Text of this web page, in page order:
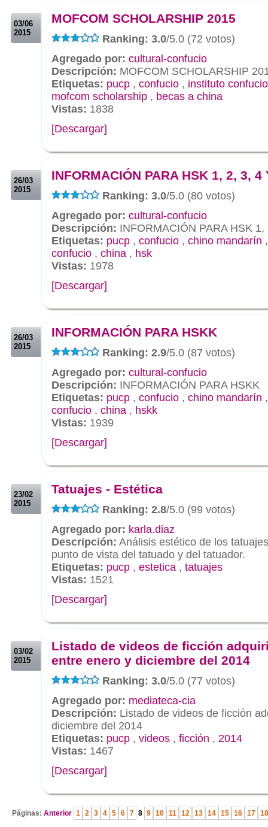
03/06
2015
MOFCOM SCHOLARSHIP 2015
Ranking: 3.0/5.0 (72 votos)
Agregado por: cultural-confucio
Descripción: MOFCOM SCHOLARSHIP
Etiquetas: pucp , confucio , instituto confucio
mofcom scholarship , becas a china
Vistas: 1838
[Descargar]
26/03
2015
INFORMACIÓN PARA HSK 1, 2, 3, 4
Ranking: 3.0/5.0 (80 votos)
Agregado por: cultural-confucio
Descripción: INFORMACIÓN PARA HSK 1,
Etiquetas: pucp , confucio , chino mandarín
confucio , china , hsk
Vistas: 1978
[Descargar]
26/03
2015
INFORMACIÓN PARA HSKK
Ranking: 2.9/5.0 (87 votos)
Agregado por: cultural-confucio
Descripción: INFORMACIÓN PARA HSKK
Etiquetas: pucp , confucio , chino mandarín
confucio , china , hskk
Vistas: 1939
[Descargar]
23/02
2015
Tatuajes - Estética
Ranking: 2.8/5.0 (99 votos)
Agregado por: karla.diaz
Descripción: Análisis estético de los
punto de vista del tatuado y del tatuador.
Etiquetas: pucp , estetica , tatuajes
Vistas: 1521
[Descargar]
03/02
2015
Listado de videos de ficción
entre enero y diciembre del 2014
Ranking: 3.0/5.0 (77 votos)
Agregado por: mediateca-cia
Descripción: Listado de videos de ficción
diciembre del 2014
Etiquetas: pucp , videos , ficción , 2014
Vistas: 1467
[Descargar]
Páginas: Anterior 1 2 3 4 5 6 7 8 9 10 11 12 13 14 15 16 17 18